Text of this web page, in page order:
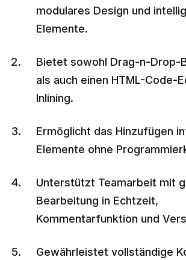
modulares Design und
Elemente.
Bietet sowohl Drag-n-Drop-
als auch einen HTML-Code-
Inlining.
Ermöglicht das Hinzufügen
Elemente ohne
Unterstützt Teamarbeit mit
Bearbeitung in Echtzeit,
Kommentarfunktion und
Gewährleistet vollständige